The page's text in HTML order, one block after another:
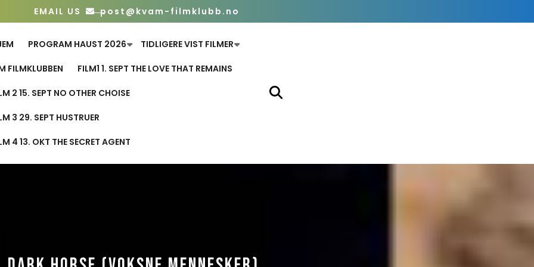
EMAIL US post@kvam-filmklubb.no
PROGRAM HAUST 2026 TIDLIGERE VIST FILMER
FILMKLUBBEN FILM1 1. SEPT THE LOVE THAT REMAINS
2 15. SEPT NO OTHER CHOISE
3 29. SEPT HUSTRUER
4 13. OKT THE SECRET AGENT